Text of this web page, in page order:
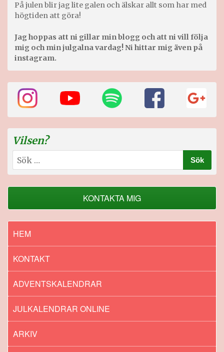
På julen blir jag lite galen och älskar allt som har med
högtiden att göra!
Jag hoppas att ni gillar min blogg och att ni vill följa
mig och min julgalna vardag! Ni hittar mig även på
instagram.
Vilsen?
Sök
efter:
KONTAKTA MIG
HEM
KONTAKT
ADVENTSKALENDRAR
JULKALENDRAR ONLINE
ARKIV